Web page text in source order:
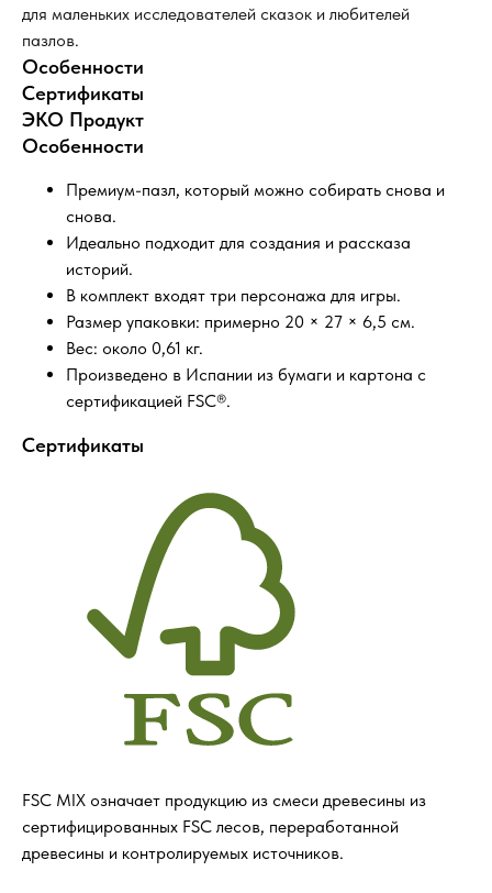
для маленьких исследователей сказок и любителей
пазлов.
Особенности
Сертификаты
ЭКО Продукт
Особенности
Премиум-пазл, который можно собирать снова и
снова.
Идеально подходит для создания и рассказа
историй.
В комплект входят три персонажа для игры.
Размер упаковки: примерно 20 × 27 × 6,5 см.
Вес: около 0,61 кг.
Произведено в Испании из бумаги и картона с
сертификацией FSC®.
Сертификаты
FSC MIX означает продукцию из смеси древесины из
сертифицированных FSC лесов, переработанной
древесины и контролируемых источников.
Оставайтесь в курсе новостей и
узнавайте первыми о наших новинках